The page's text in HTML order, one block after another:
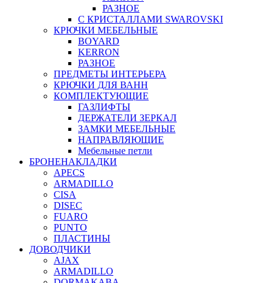
РАЗНОЕ
С КРИСТАЛЛАМИ SWAROVSKI
КРЮЧКИ МЕБЕЛЬНЫЕ
BOYARD
KERRON
РАЗНОЕ
ПРЕДМЕТЫ ИНТЕРЬЕРА
КРЮЧКИ ДЛЯ ВАНН
КОМПЛЕКТУЮЩИЕ
ГАЗЛИФТЫ
ДЕРЖАТЕЛИ ЗЕРКАЛ
ЗАМКИ МЕБЕЛЬНЫЕ
НАПРАВЛЯЮЩИЕ
Мебельные петли
БРОНЕНАКЛАДКИ
APECS
ARMADILLO
CISA
DISEC
FUARO
PUNTO
ПЛАСТИНЫ
ДОВОДЧИКИ
AJAX
ARMADILLO